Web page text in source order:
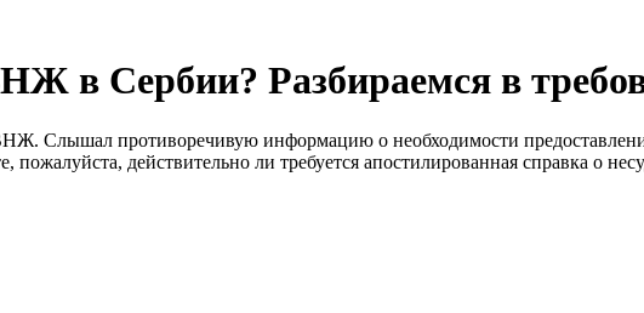
в Сербии? Разбираемся в
Слышал противоречивую информацию о необходимости
пожалуйста, действительно ли требуется апостилированная справка о